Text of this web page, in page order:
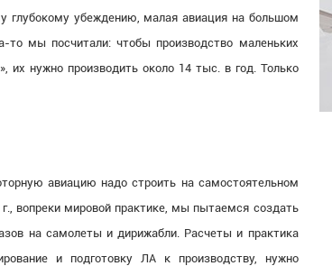
глубокому убеждению, малая авиация на большом
то мы посчитали: чтобы производство маленьких
нужно производить около 14 тыс. в год. Только
авиацию надо строить на самостоятельном
вопреки мировой практике, мы пытаемся создать
на самолеты и дирижабли. Расчеты и практика
и подготовку ЛА к производству, нужно